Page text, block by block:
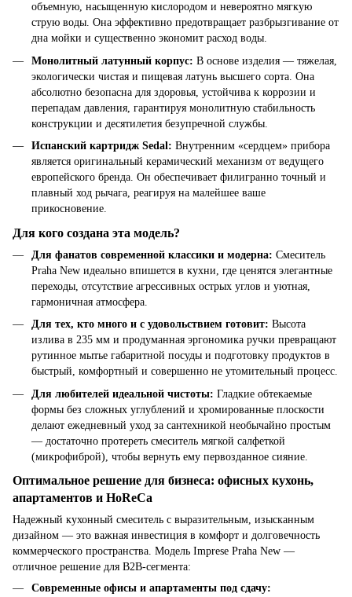
объемную, насыщенную кислородом и невероятно мягкую
струю воды. Она эффективно предотвращает разбрызгивание от
дна мойки и существенно экономит расход воды.
Монолитный латунный корпус: В основе изделия — тяжелая,
экологически чистая и пищевая латунь высшего сорта. Она
абсолютно безопасна для здоровья, устойчива к коррозии и
перепадам давления, гарантируя монолитную стабильность
конструкции и десятилетия безупречной службы.
Испанский картридж Sedal: Внутренним «сердцем» прибора
является оригинальный керамический механизм от ведущего
европейского бренда. Он обеспечивает филигранно точный и
плавный ход рычага, реагируя на малейшее ваше
прикосновение.
Для кого создана эта модель?
Для фанатов современной классики и модерна: Смеситель
Praha New идеально впишется в кухни, где ценятся элегантные
переходы, отсутствие агрессивных острых углов и уютная,
гармоничная атмосфера.
Для тех, кто много и с удовольствием готовит: Высота
излива в 235 мм и продуманная эргономика ручки превращают
рутинное мытье габаритной посуды и подготовку продуктов в
быстрый, комфортный и совершенно не утомительный процесс.
Для любителей идеальной чистоты: Гладкие обтекаемые
формы без сложных углублений и хромированные плоскости
делают ежедневный уход за сантехникой необычайно простым
— достаточно протереть смеситель мягкой салфеткой
(микрофиброй), чтобы вернуть ему первозданное сияние.
Оптимальное решение для бизнеса: офисных кухонь,
апартаментов и HoReCa
Надежный кухонный смеситель с выразительным, изысканным
дизайном — это важная инвестиция в комфорт и долговечность
коммерческого пространства. Модель Imprese Praha New —
отличное решение для B2B-сегмента:
Современные офисы и апартаменты под сдачу: